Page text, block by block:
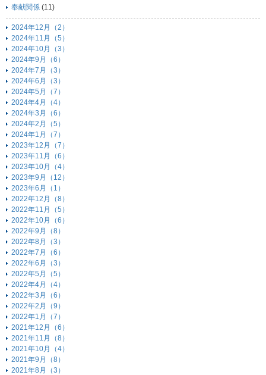
奉献関係 (11)
2024年12月（2）
2024年11月（5）
2024年10月（3）
2024年9月（6）
2024年7月（3）
2024年6月（3）
2024年5月（7）
2024年4月（4）
2024年3月（6）
2024年2月（5）
2024年1月（7）
2023年12月（7）
2023年11月（6）
2023年10月（4）
2023年9月（12）
2023年6月（1）
2022年12月（8）
2022年11月（5）
2022年10月（6）
2022年9月（8）
2022年8月（3）
2022年7月（6）
2022年6月（3）
2022年5月（5）
2022年4月（4）
2022年3月（6）
2022年2月（9）
2022年1月（7）
2021年12月（6）
2021年11月（8）
2021年10月（4）
2021年9月（8）
2021年8月（3）